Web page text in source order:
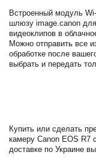
Встроенный модуль
шлюзу image.canon
видеоклипов в
Можно отправить все
обработке после
выбрать и передать
Купить или сделать
камеру Canon EOS R7
доставке по Украине